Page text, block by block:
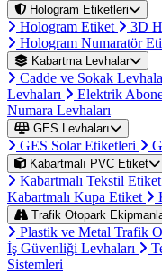
Hologram Etiketleri
Hologram Etiket 3D
Hologram Numaratör
Kabartma Levhalar
Cadde ve Sokak
Levhaları
Elektrik
Numara Levhaları
GES Levhaları
GES Solar Etiketleri
Kabartmalı PVC Etiket
Kabartmalı Tekstil Etiket
Kabartmalı Kupa Etiket
Trafik Otopark
Plastik ve Metal Trafik
İş Güvenliği Levhaları
Sistemleri